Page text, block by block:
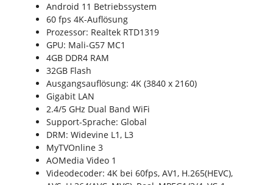
Android 11 Betriebssystem
60 fps 4K-Auflösung
Prozessor: Realtek RTD1319
GPU: Mali-G57 MC1
4GB DDR4 RAM
32GB Flash
Ausgangsauflösung: 4K (3840 x 2160)
Gigabit LAN
2.4/5 GHz Dual Band WiFi
Support-Sprache: Global
DRM: Widevine L1, L3
MyTVOnline 3
AOMedia Video 1
Videodecoder: 4K bei 60fps, AV1, H.265(HEVC),